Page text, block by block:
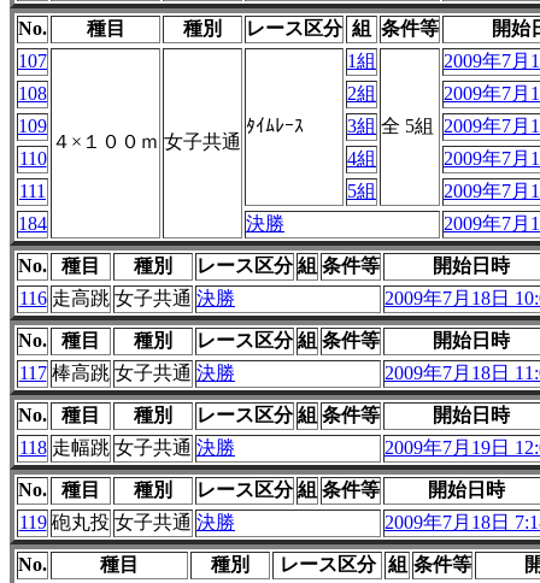
No. 種目 種別 レース区分 組 条件等
開始
107
４×１００ｍ 女子共通
ﾀｲﾑﾚｰｽ
1組
全 5組
2009年7月
108
2組
2009年7月
109
3組
2009年7月
110
4組
2009年7月
111
5組
2009年7月
184
決勝 2009年7月
No. 種目 種別 レース区分 組 条件等
開始日時
116 走高跳 女子共通 決勝 2009年7月18日
No. 種目 種別 レース区分 組 条件等
開始日時
117 棒高跳 女子共通 決勝 2009年7月18日
No. 種目 種別 レース区分 組 条件等
開始日時
118 走幅跳 女子共通 決勝 2009年7月19日
No. 種目 種別 レース区分 組 条件等
開始日時
119 砲丸投 女子共通 決勝 2009年7月18日
No. 種目 種別 レース区分 組 条件等